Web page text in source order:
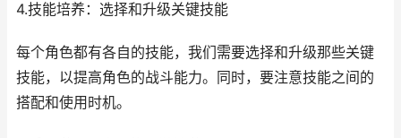
4.技能培养：选择和升级关键技能
每个角色都有各自的技能，我们需要选择和升级那些关键
技能，以提高角色的战斗能力。同时，要注意技能之间的
搭配和使用时机。